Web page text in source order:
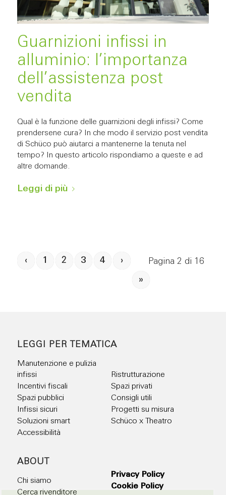
Guarnizioni infissi in
alluminio: l’importanza
dell’assistenza post
vendita
Qual è la funzione delle guarnizioni degli infissi? Come
prendersene cura? In che modo il servizio post vendita
di Schüco può aiutarci a mantenerne la tenuta nel
tempo? In questo articolo rispondiamo a queste e ad
altre domande.
Leggi di più
Pagina 2 di 16
‹ 1 2 3 4 ›
»
LEGGI PER TEMATICA
Manutenzione e pulizia
infissi
Ristrutturazione
Incentivi fiscali
Spazi privati
Spazi pubblici
Consigli utili
Infissi sicuri
Progetti su misura
Soluzioni smart
Schüco x Theatro
Accessibilità
ABOUT
Chi siamo
Cerca rivenditore
Privacy Policy
Cookie Policy